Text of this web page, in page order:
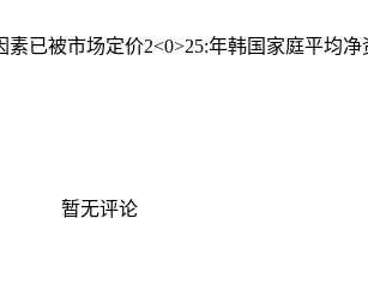
素已被市场定价2<0>25:年韩国家庭平均
暂无评论